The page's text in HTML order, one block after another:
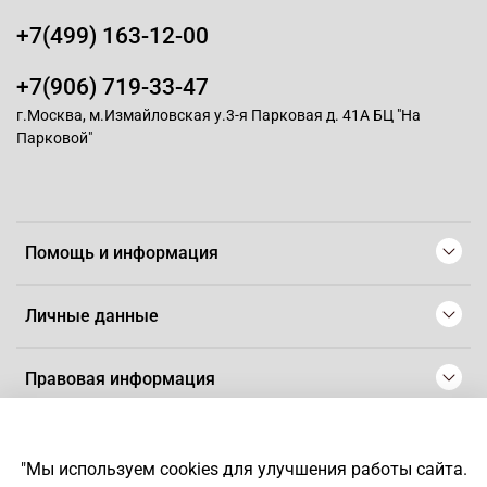
Помощь и информация
Личные данные
Правовая информация
+7(499) 163-12-00
+7(906) 719-33-47
г.Москва, м.Измайловская у.3-я Парковая д. 41А БЦ "На
Парковой"
"Мы используем cookies для улучшения работы сайта.